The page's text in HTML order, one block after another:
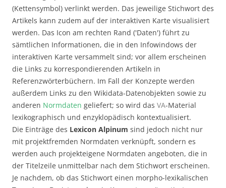
(Kettensymbol) verlinkt werden. Das jeweilige Stichwort des
Artikels kann zudem auf der interaktiven Karte visualisiert
werden. Das Icon am rechten Rand ('Daten') führt zu
sämtlichen Informationen, die in den Infowindows der
interaktiven Karte versammelt sind; vor allem erscheinen
die Links zu korrespondierenden Artikeln in
Referenzwörterbüchern. Im Fall der Konzepte werden
außerdem Links zu den Wikidata-Datenobjekten sowie zu
anderen Normdaten geliefert; so wird das VA-Material
lexikographisch und enzyklopädisch kontextualisiert.
Die Einträge des Lexicon Alpinum sind jedoch nicht nur
mit projektfremden Normdaten verknüpft, sondern es
werden auch projekteigene Normdaten angeboten, die in
der Titelzeile unmittelbar nach dem Stichwort erscheinen.
Je nachdem, ob das Stichwort einen morpho-lexikalischen